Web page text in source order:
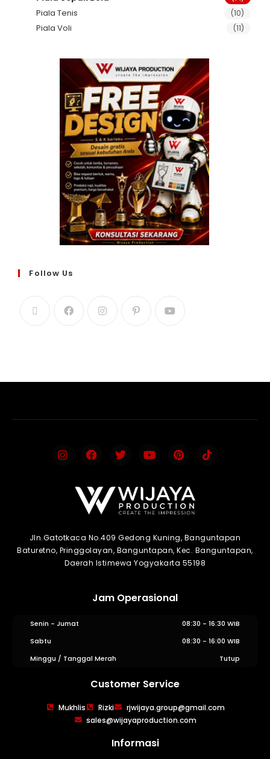
Piala Tenis (10)
Piala Voli (11)
Follow Us
WIJAYA PRODUCTION
Jln.Gatotkaca No.409 Gedong Kuning, Banguntapan
Baturetno, Pringgolayan, Banguntapan, Kec. Banguntapan,
Daerah Istimewa Yogyakarta 55198
Jam Operasional
Senin - Jumat
08:30 - 16:30 WIB
Sabtu
08:30 - 16:00 WIB
Minggu / Tanggal Merah
Tutup
Customer Service
Mukhlis Rizki
rjwijaya.group@gmail.com
sales@wijayaproduction.com
Informasi